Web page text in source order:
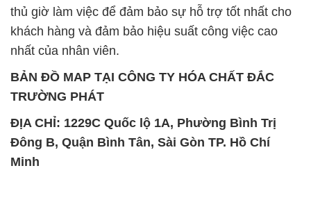
thủ giờ làm việc để đảm bảo sự hỗ trợ tốt nhất cho
khách hàng và đảm bảo hiệu suất công việc cao
nhất của nhân viên.
BẢN ĐỒ MAP TẠI CÔNG TY HÓA CHẤT ĐẮC
TRƯỜNG PHÁT
ĐỊA CHỈ: 1229C Quốc lộ 1A, Phường Bình Trị
Đông B, Quận Bình Tân, Sài Gòn TP. Hồ Chí
Minh